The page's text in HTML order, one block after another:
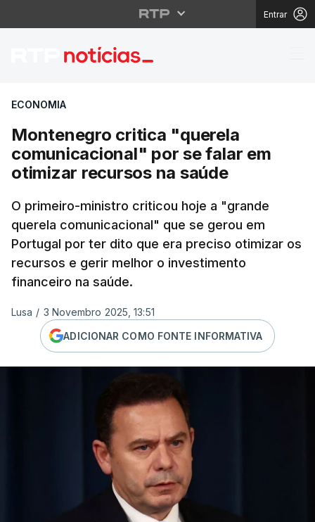
Entrar
Montenegro critica
ECONOMIA
Montenegro critica "querela
comunicacional" por se falar em
otimizar recursos na saúde
O primeiro-ministro criticou hoje a "grande
querela comunicacional" que se gerou em
Portugal por ter dito que era preciso otimizar os
recursos e gerir melhor o investimento
financeiro na saúde.
Lusa / 3 Novembro 2025, 13:51
ADICIONAR COMO FONTE INFORMATIVA